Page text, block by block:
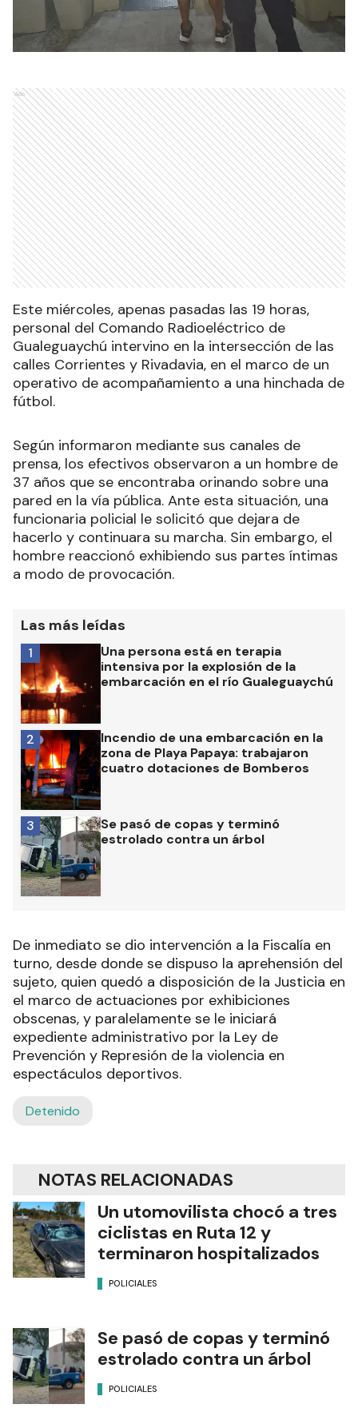
Ads
Este miércoles, apenas pasadas las 19 horas,
personal del Comando Radioeléctrico de
Gualeguaychú intervino en la intersección de las
calles Corrientes y Rivadavia, en el marco de un
operativo de acompañamiento a una hinchada de
fútbol.
Según informaron mediante sus canales de
prensa, los efectivos observaron a un hombre de
37 años que se encontraba orinando sobre una
pared en la vía pública. Ante esta situación, una
funcionaria policial le solicitó que dejara de
hacerlo y continuara su marcha. Sin embargo, el
hombre reaccionó exhibiendo sus partes íntimas
a modo de provocación.
Las más leídas
Una persona está en terapia
intensiva por la explosión de la
embarcación en el río Gualeguaychú
1
Incendio de una embarcación en la
zona de Playa Papaya: trabajaron
cuatro dotaciones de Bomberos
2
Se pasó de copas y terminó
estrolado contra un árbol
3
De inmediato se dio intervención a la Fiscalía en
turno, desde donde se dispuso la aprehensión del
sujeto, quien quedó a disposición de la Justicia en
el marco de actuaciones por exhibiciones
obscenas, y paralelamente se le iniciará
expediente administrativo por la Ley de
Prevención y Represión de la violencia en
espectáculos deportivos.
Detenido
NOTAS RELACIONADAS
Un utomovilista chocó a tres
ciclistas en Ruta 12 y
terminaron hospitalizados
POLICIALES
Se pasó de copas y terminó
estrolado contra un árbol
POLICIALES